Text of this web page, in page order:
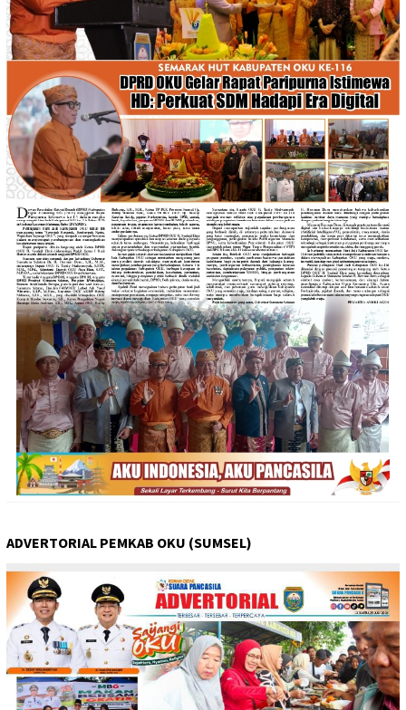
ADVERTORIAL PEMKAB OKU (SUMSEL)